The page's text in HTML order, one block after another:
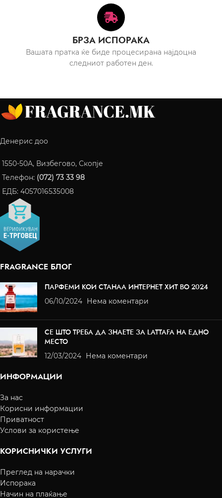
БРЗА ИСПОРАКА
Вашата пратка ќе биде процесирана најдоцна
следниот работен ден.
Денерис доо
1550-50A, Визбегово, Скопје
Телефон: (072) 73 33 98
ЕДБ: 4057016535008
FRAGRANCE БЛОГ
ПАРФЕМИ КОИ СТАНАА ИНТЕРНЕТ ХИТ ВО 2024
06/10/2024 Нема коментари
СЕ ШТО ТРЕБА ДА ЗНАЕТЕ ЗА LATTAFA НА ЕДНО
МЕСТО
12/03/2024 Нема коментари
ИНФОРМАЦИИ
За нас
Корисни информации
Приватност
Услови за користење
КОРИСНИЧКИ УСЛУГИ
Преглед на нарачки
Испорака
Начин на плаќање